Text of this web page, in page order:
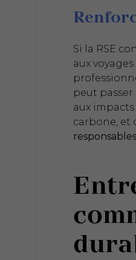
Si la RSE
aux
peut
aux
carbone, et
responsables